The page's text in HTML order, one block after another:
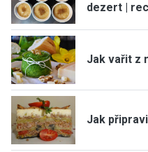
dezert |
Jak vařit z
Jak